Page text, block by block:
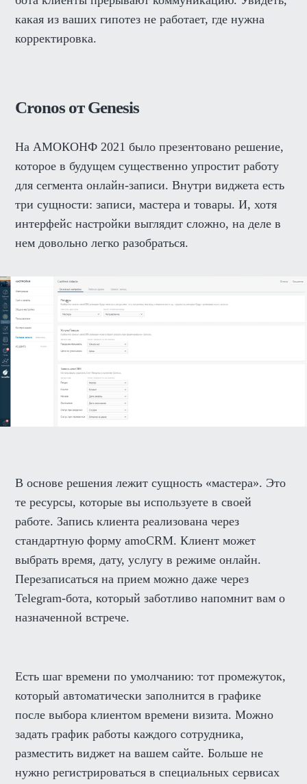
какая из ваших гипотез не работает, где нужна
корректировка.
Cronos от Genesis
На АМОКОНФ 2021 было презентовано решение,
которое в будущем существенно упростит работу
для сегмента онлайн-записи. Внутри виджета есть
три сущности: записи, мастера и товары. И, хотя
интерфейс настройки выглядит сложно, на деле в
нем довольно легко разобраться.
В основе решения лежит сущность «мастера». Это
те ресурсы, которые вы используете в своей
работе. Запись клиента реализована через
стандартную форму amoCRM. Клиент может
выбрать время, дату, услугу в режиме онлайн.
Перезаписаться на прием можно даже через
Telegram-бота, который заботливо напомнит вам о
назначенной встрече.
Есть шаг времени по умолчанию: тот промежуток,
который автоматически заполнится в графике
после выбора клиентом времени визита. Можно
задать график работы каждого сотрудника,
разместить виджет на вашем сайте. Больше не
нужно регистрироваться в специальных сервисах